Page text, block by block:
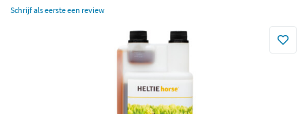
Schrijf als eerste een review